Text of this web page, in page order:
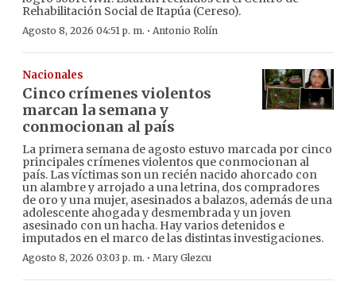
Rehabilitación Social de Itapúa (Cereso).
Agosto 8, 2026 04:51 p. m. · Antonio Rolín
Nacionales
Cinco crímenes violentos
marcan la semana y
conmocionan al país
La primera semana de agosto estuvo marcada por cinco
principales crímenes violentos que conmocionan al
país. Las víctimas son un recién nacido ahorcado con
un alambre y arrojado a una letrina, dos compradores
de oro y una mujer, asesinados a balazos, además de una
adolescente ahogada y desmembrada y un joven
asesinado con un hacha. Hay varios detenidos e
imputados en el marco de las distintas investigaciones.
Agosto 8, 2026 03:03 p. m. · Mary Glezcu